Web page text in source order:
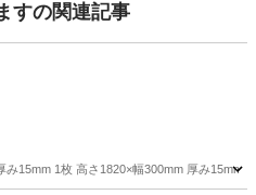
すの関連記事
み15mm 1枚 高さ1820×幅300mm 厚み